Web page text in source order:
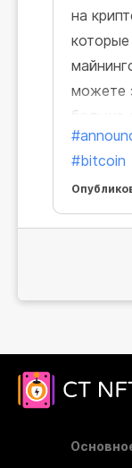
на
можете
больше
#bitcoin